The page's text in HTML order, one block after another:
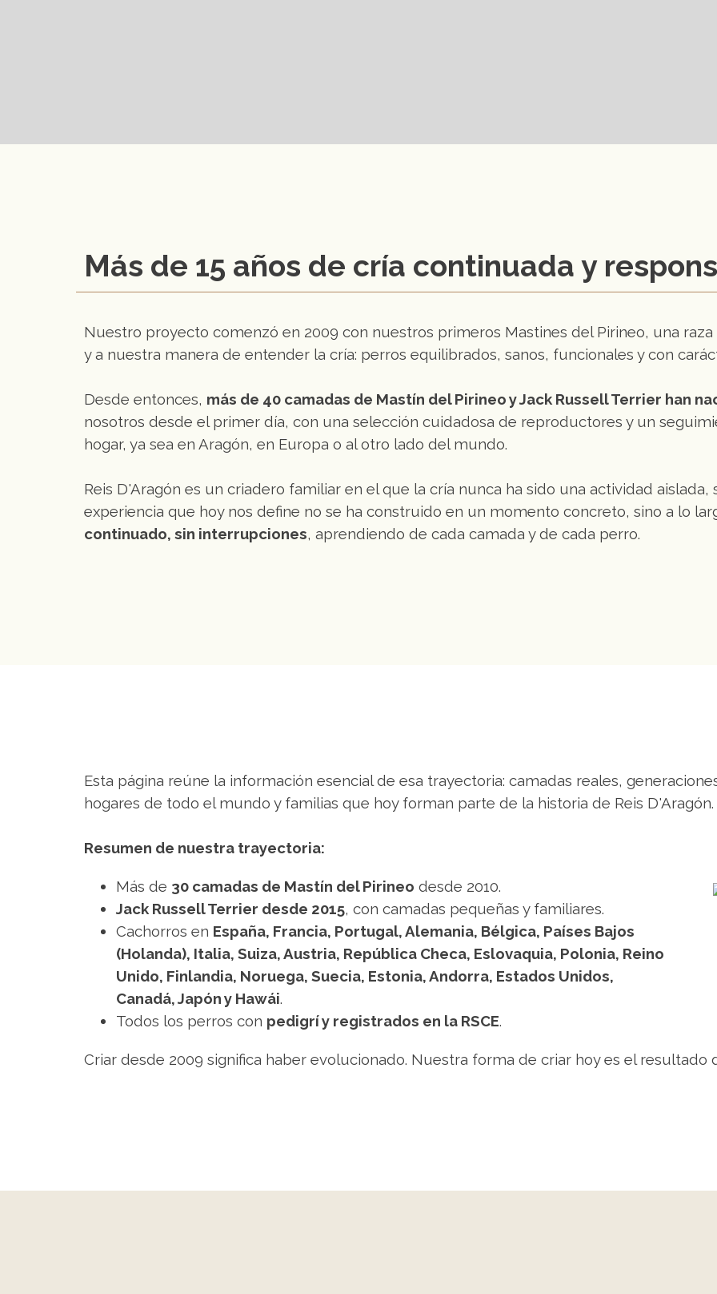
Más de 15 años de cría continuada y
Nuestro proyecto comenzó en 2009 con nuestros primeros Mastines del Pirineo, una
y a nuestra manera de entender la cría: perros equilibrados, sanos, funcionales y con
Desde entonces, más de 40 camadas de Mastín del Pirineo y Jack Russell Terrier han
nosotros desde el primer día, con una selección cuidadosa de reproductores y un
hogar, ya sea en Aragón, en Europa o al otro lado del mundo.
Reis D'Aragón es un criadero familiar en el que la cría nunca ha sido una actividad
experiencia que hoy nos define no se ha construido en un momento concreto, sino a lo
continuado, sin interrupciones, aprendiendo de cada camada y de cada perro.
Esta página reúne la información esencial de esa trayectoria: camadas reales,
hogares de todo el mundo y familias que hoy forman parte de la historia de Reis D'Aragón.
Resumen de nuestra trayectoria:
Más de 30 camadas de Mastín del Pirineo desde 2010.
Jack Russell Terrier desde 2015, con camadas pequeñas y familiares.
Cachorros en España, Francia, Portugal, Alemania, Bélgica, Países Bajos
(Holanda), Italia, Suiza, Austria, República Checa, Eslovaquia, Polonia, Reino
Unido, Finlandia, Noruega, Suecia, Estonia, Andorra, Estados Unidos,
Canadá, Japón y Hawái.
Todos los perros con pedigrí y registrados en la RSCE.
Criar desde 2009 significa haber evolucionado. Nuestra forma de criar hoy es el